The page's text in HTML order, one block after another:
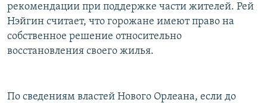
рекомендации при поддержке части жителей. Рей
Нэйгин считает, что горожане имеют право на
собственное решение относительно
восстановления своего жилья.
По сведениям властей Нового Орлеана, если до